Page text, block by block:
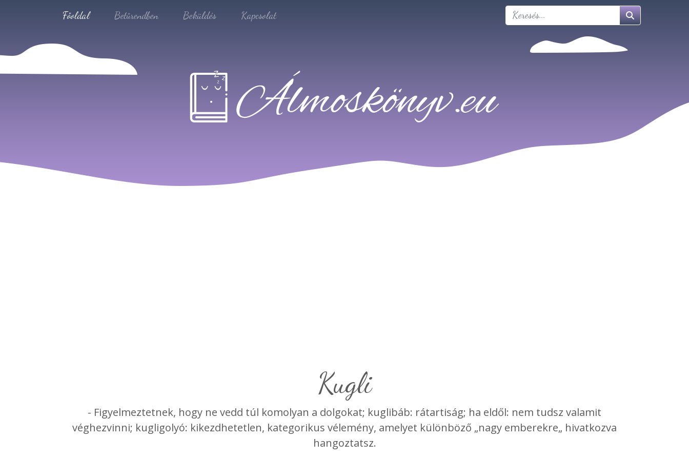
Főoldal Betűrendben Beküldés Kapcsolat
kugli
- Figyelmeztetnek, hogy ne vedd túl komolyan a dolgokat; kuglibáb: rátartiság; ha eldől: nem tudsz valamit
véghezvinni; kugligolyó: kikezdhetetlen, kategorikus vélemény, amelyet különböző „nagy emberekre„ hivatkozva
hangoztatsz.